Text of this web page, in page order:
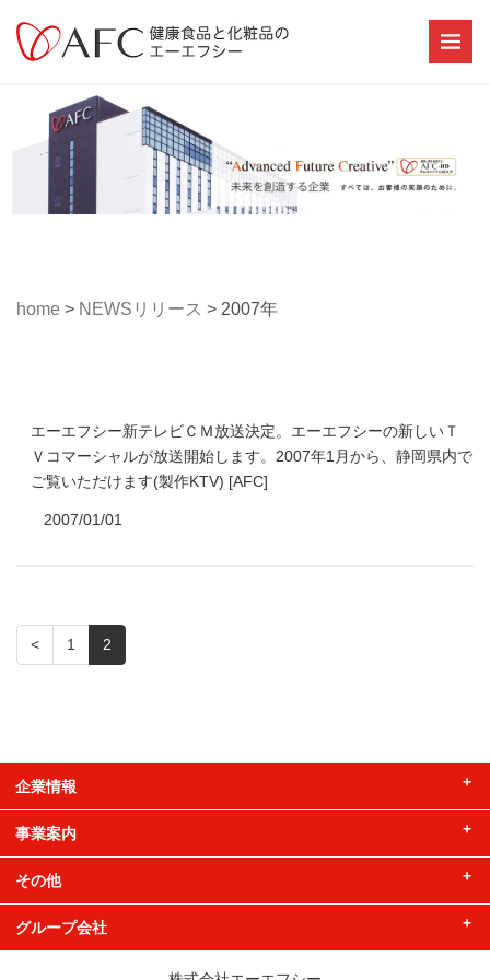
home > NEWSリリース > 2007年
エーエフシー新テレビＣＭ放送決定。エーエフシーの新しいＴ
Ｖコマーシャルが放送開始します。2007年1月から、静岡県内で
ご覧いただけます(製作KTV) [AFC]
2007/01/01
< 1 2
企業情報
企業情報
経営者メッセージ
事業案内
事業案内
百貨店事業本部
その他
製品情報
グループ会社